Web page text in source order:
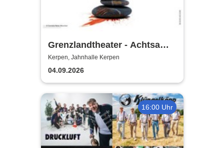
Grenzlandtheater - Achtsam
Morden durch bewusste
Ernährung
Kerpen, Jahnhalle Kerpen
04.09.2026
16:00 Uhr